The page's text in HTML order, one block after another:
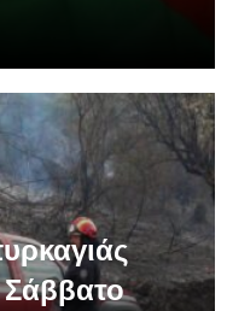
Σάββατο